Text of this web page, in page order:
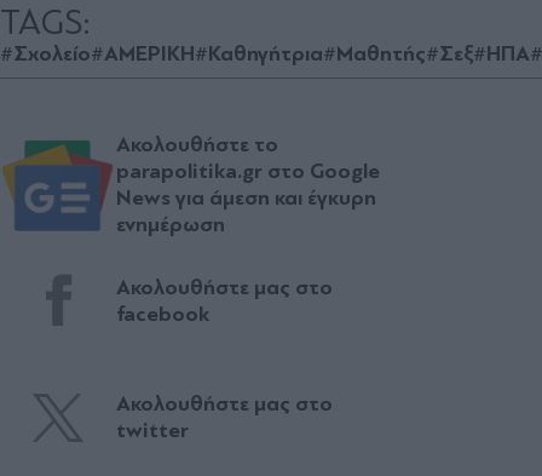
TAGS:
#Σχολείο#ΑΜΕΡΙΚΗ#Καθηγήτρια#Μαθητής#Σεξ#ΗΠΑ
Ακολουθήστε το
parapolitika.gr στο Google
News για άμεση και έγκυρη
ενημέρωση
Ακολουθήστε μας στο
facebook
Ακολουθήστε μας στο
twitter